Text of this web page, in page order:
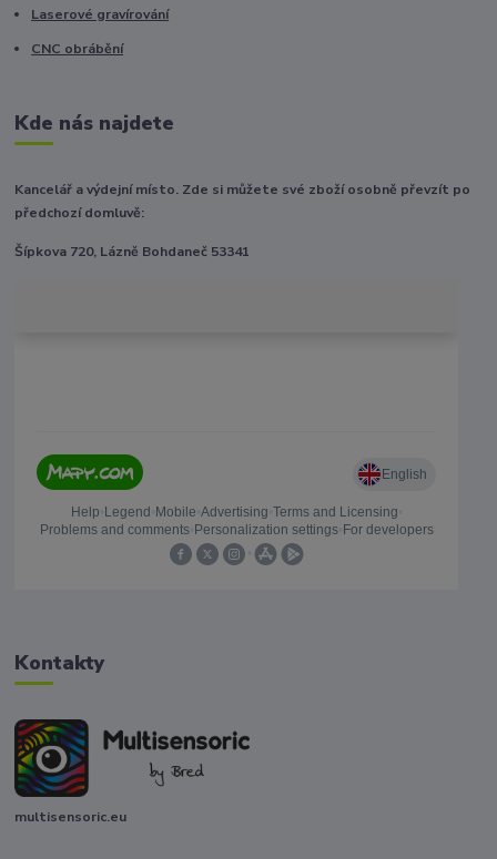
Laserové gravírování
CNC obrábění
Kde nás najdete
Kancelář a výdejní místo. Zde si můžete své zboží osobně převzít po
předchozí domluvě:
Šípkova 720, Lázně Bohdaneč 53341
Kontakty
multisensoric.eu